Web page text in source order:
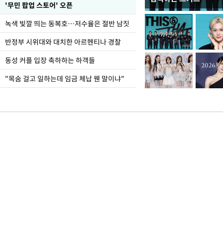
'무민 팝업 스토어' 오픈
녹색 빛깔 띄는 동복호…저수율은 절반 남짓
반정부 시위대와 대치한 아르헨티나 경찰
동성 커플 입장 축하하는 하객들
"목숨 걸고 일하는데 임금 체납 웬 말이냐"
지석천 뒤덮은 개구리